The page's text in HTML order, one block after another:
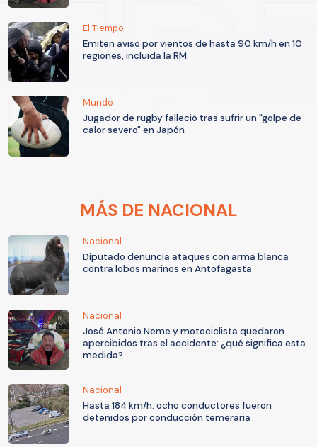
El Tiempo
Emiten aviso por vientos de hasta 90 km/h en 10
regiones, incluida la RM
Mundo
Jugador de rugby falleció tras sufrir un "golpe de
calor severo" en Japón
MÁS DE NACIONAL
Nacional
Diputado denuncia ataques con arma blanca
contra lobos marinos en Antofagasta
Nacional
José Antonio Neme y motociclista quedaron
apercibidos tras el accidente: ¿qué significa esta
medida?
Nacional
Hasta 184 km/h: ocho conductores fueron
detenidos por conducción temeraria